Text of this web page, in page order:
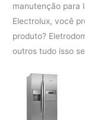
manutenção para
Electrolux, você
produto?
outros tudo isso